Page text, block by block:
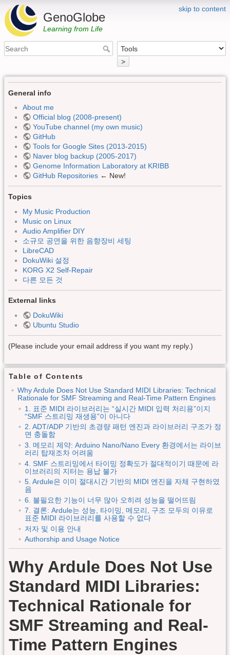
skip to content
GenoGlobe
Learning from Life
>
General info
About me
Official blog (2008-present)
YouTube channel (my own music)
GitHub
Tools for Google Sites (2013-2015)
Naver blog backup (2005-2017)
Genome Information Laboratory at KRIBB
GitHub Repositories← New!
Topics
My Music Production
Music on Linux
Audio Amplifier DIY
소규모 공연을 위한 음향장비 세팅
LibreCAD
DokuWiki 설정
KORG X2 Self-Repair
다른 모든 것
External links
DokuWiki
Ubuntu Studio
(Please include your email address if you want my reply.)
Table of Contents
Why Ardule Does Not Use Standard MIDI Libraries: Technical
Rationale for SMF Streaming and Real-Time Pattern Engines
1. 표준 MIDI 라이브러리는 “실시간 MIDI 입력 처리용”이지
“SMF 스트리밍 재생용”이 아니다
2. ADT/ADP 기반의 초경량 패턴 엔진과 라이브러리 구조가 정
면 충돌함
3. 메모리 제약: Arduino Nano/Nano Every 환경에서는 라이브
러리 탑재조차 어려움
4. SMF 스트리밍에서 타이밍 정확도가 절대적이기 때문에 라
이브러리의 지터는 용납 불가
5. Ardule은 이미 절대시간 기반의 MIDI 엔진을 자체 구현하였
음
6. 불필요한 기능이 너무 많아 오히려 성능을 떨어뜨림
7. 결론: Ardule는 성능, 타이밍, 메모리, 구조 모두의 이유로
표준 MIDI 라이브러리를 사용할 수 없다
저자 및 이용 안내
Authorship and Usage Notice
Why Ardule Does Not Use
Standard MIDI Libraries:
Technical Rationale for
SMF Streaming and Real-
Time Pattern Engines